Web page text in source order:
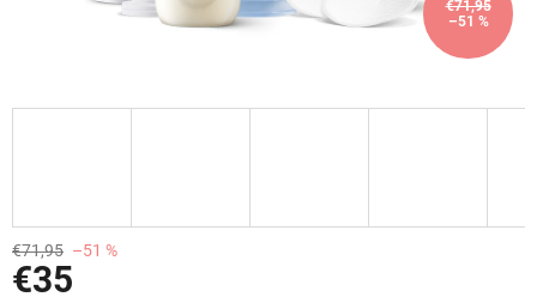
€71,95
–51 %
€71,95 –51 %
€35